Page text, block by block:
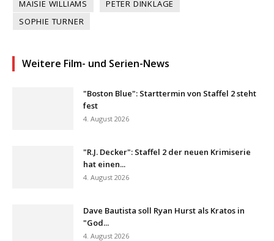
MAISIE WILLIAMS
PETER DINKLAGE
SOPHIE TURNER
Weitere Film- und Serien-News
"Boston Blue": Starttermin von Staffel 2 steht
fest
4. August 2026
"R.J. Decker": Staffel 2 der neuen Krimiserie
hat einen...
4. August 2026
Dave Bautista soll Ryan Hurst als Kratos in
"God...
4. August 2026